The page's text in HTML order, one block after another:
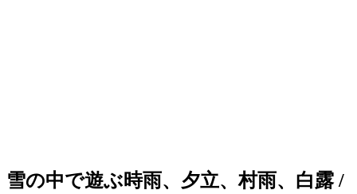
雪の中で遊ぶ時雨、夕立、村雨、白露 /